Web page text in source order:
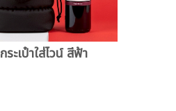
กระเป๋าใส่ไวน์ สีฟ้า